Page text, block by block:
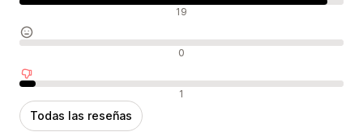
19
0
1
Todas las reseñas